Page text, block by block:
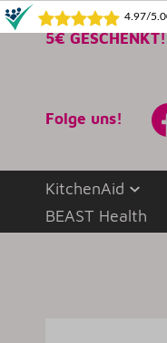
5€ GESCHENKT!
Folge uns!
KitchenAid
BEAST Health